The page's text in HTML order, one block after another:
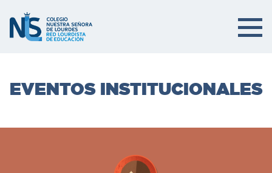
EVENTOS INSTITUCIONALES